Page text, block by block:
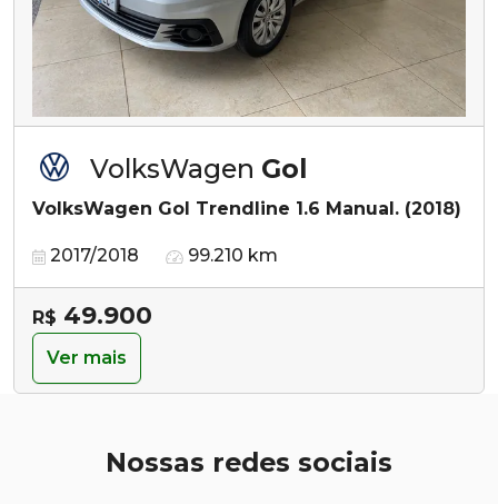
VolksWagen Gol
VolksWagen Gol Trendline 1.6 Manual. (2018)
2017/2018 99.210 km
R$ 49.900
Ver mais
Nossas redes sociais